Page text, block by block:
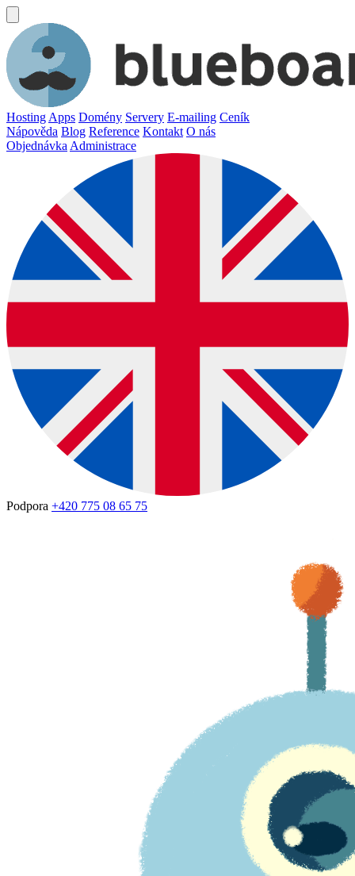
Hosting Apps Domény Servery E-mailing Ceník
Nápověda Blog Reference Kontakt O nás
Objednávka Administrace
Podpora +420 775 08 65 75